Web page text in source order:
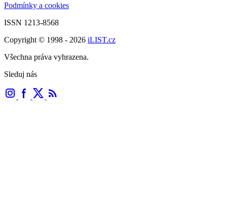
Podmínky a cookies
ISSN 1213-8568
Copyright © 1998 - 2026 iLIST.cz
Všechna práva vyhrazena.
Sleduj nás